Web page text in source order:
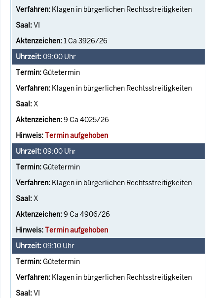
Klagen in bürgerlichen Rechtsstreitigkeiten
VI
1 Ca 3926/26
09:00 Uhr
Gütetermin
Klagen in bürgerlichen Rechtsstreitigkeiten
X
9 Ca 4025/26
Termin aufgehoben
09:00 Uhr
Gütetermin
Klagen in bürgerlichen Rechtsstreitigkeiten
X
9 Ca 4906/26
Termin aufgehoben
09:10 Uhr
Gütetermin
Klagen in bürgerlichen Rechtsstreitigkeiten
VI